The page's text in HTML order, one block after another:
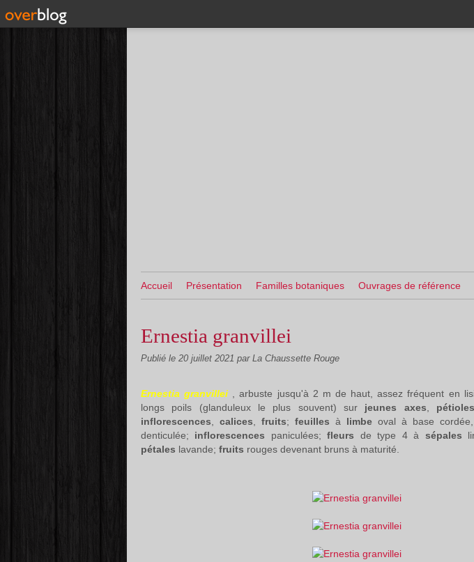
Accueil Présentation Familles botaniques Ouvrages de référence
Ernestia granvillei
Publié le 20 juillet 2021 par La Chaussette Rouge
Ernestia granvillei , arbuste jusqu'à 2 m de haut, assez fréquent en
longs poils (glanduleux le plus souvent) sur jeunes axes pétioles
inflorescences
calices fruits; feuilles à limbe oval à base
denticulée; inflorescences paniculées;fleurs de type 4 à sépales
pétales lavande; fruits rouges devenant bruns à maturité.